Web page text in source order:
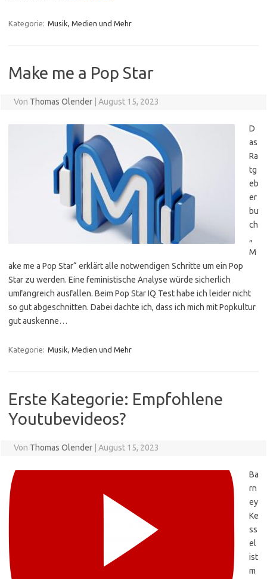
Kategorie: Musik, Medien und Mehr
Make me a Pop Star
Von Thomas Olender August 15, 2023
D
as
Ra
tg
eb
er
bu
ch
„
M
ake me a Pop Star“ erklärt alle notwendigen Schritte um ein Pop
Star zu werden. Eine feministische Analyse würde sicherlich
umfangreich ausfallen. Beim Pop Star IQ Test habe ich leider nicht
so gut abgeschnitten. Dabei dachte ich, dass ich mich mit Popkultur
gut auskenne…
Kategorie: Musik, Medien und Mehr
Erste Kategorie: Empfohlene
Youtubevideos?
Von Thomas Olender August 15, 2023
Ba
rn
ey
Ke
ss
el
ist
m